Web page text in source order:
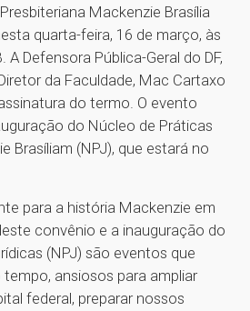
Mackenzie Brasília
quarta-feira, 16 de março, às
A Defensora Pública-Geral do DF,
da Faculdade, Mac Cartaxo
do termo. O evento
do Núcleo de Práticas
Brasíliam (NPJ), que estará no
para a história Mackenzie em
convênio e a inauguração do
(NPJ) são eventos que
ansiosos para ampliar
federal, preparar nossos